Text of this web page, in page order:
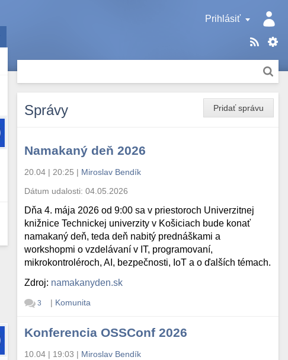
Prihlásiť
Pridať správu
Správy
Namakaný deň 2026
20.04 | 20:25 | Miroslav Bendík
Dátum udalosti:04.05.2026
Dňa 4. mája 2026 od 9:00 sa v priestoroch Univerzitnej
knižnice Technickej univerzity v Košiciach bude konať
namakaný deň, teda deň nabitý prednáškami a
workshopmi o vzdelávaní v IT, programovaní,
mikrokontroléroch, AI, bezpečnosti, IoT a o ďalších témach.
Zdroj: namakanyden.sk
3 | Komunita
Konferencia OSSConf 2026
10.04 | 19:03 | Miroslav Bendík